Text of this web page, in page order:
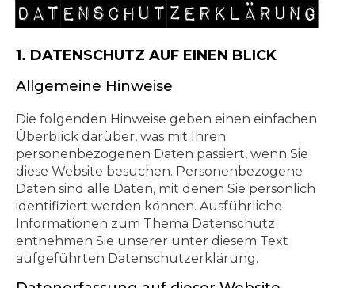
Datenschutzerklärung
1. DATENSCHUTZ AUF EINEN BLICK
Allgemeine Hinweise
Die folgenden Hinweise geben einen einfachen
Überblick darüber, was mit Ihren
personenbezogenen Daten passiert, wenn Sie
diese Website besuchen. Personenbezogene
Daten sind alle Daten, mit denen Sie persönlich
identifiziert werden können. Ausführliche
Informationen zum Thema Datenschutz
entnehmen Sie unserer unter diesem Text
aufgeführten Datenschutzerklärung.